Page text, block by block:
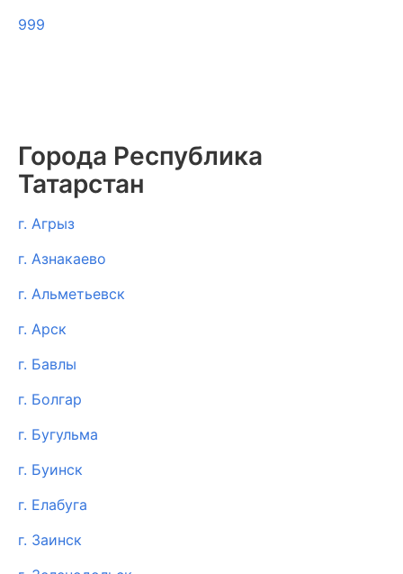
999
Города Республика
Татарстан
г. Агрыз
г. Азнакаево
г. Альметьевск
г. Арск
г. Бавлы
г. Болгар
г. Бугульма
г. Буинск
г. Елабуга
г. Заинск